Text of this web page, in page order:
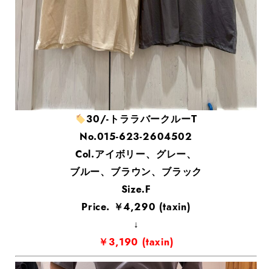
30/-トララバークルーT
No.015-623-2604502
Col.アイボリー、グレー、
ブルー、ブラウン、ブラック
Size.F
Price. ￥4,290 (taxin)
↓
￥3,190 (taxin)